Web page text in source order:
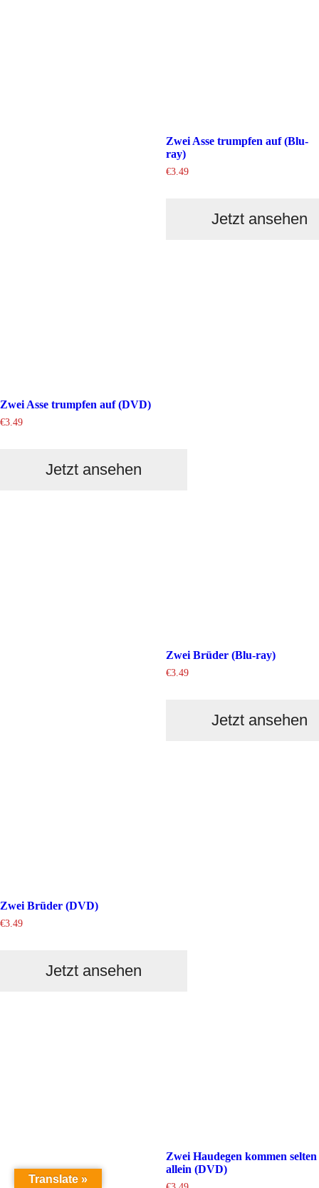
Zwei Asse trumpfen auf (Blu-
ray)
€3.49
Jetzt ansehen
Zwei Asse trumpfen auf (DVD)
€3.49
Jetzt ansehen
Zwei Brüder (Blu-ray)
€3.49
Jetzt ansehen
Zwei Brüder (DVD)
€3.49
Jetzt ansehen
Zwei Haudegen kommen selten
allein (DVD)
Translate »